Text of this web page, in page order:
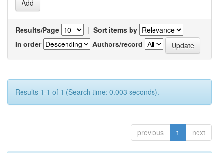
Results/Page | Sort items by
In order
Authors/record
Results 1-1 of 1 (Search time: 0.003 seconds).
previous 1 next